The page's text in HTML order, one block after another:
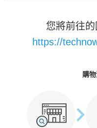
您將前往的
https://
購